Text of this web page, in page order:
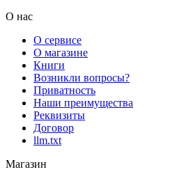
О нас
О сервисе
О магазине
Книги
Возникли вопросы?
Приватность
Наши преимущества
Реквизиты
Договор
llm.txt
Магазин